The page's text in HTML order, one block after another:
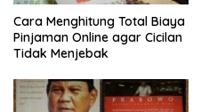
Cara Menghitung Total Biaya
Pinjaman Online agar Cicilan
Tidak Menjebak